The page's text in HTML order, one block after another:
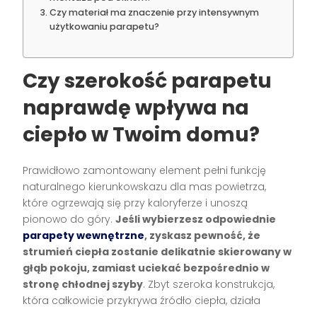
Czy materiał ma znaczenie przy intensywnym
użytkowaniu parapetu?
Czy szerokość parapetu
naprawdę wpływa na
ciepło w Twoim domu?
Prawidłowo zamontowany element pełni funkcję
naturalnego kierunkowskazu dla mas powietrza,
które ogrzewają się przy kaloryferze i unoszą
pionowo do góry.Jeśli wybierzesz odpowiednie
parapety wewnętrzne, zyskasz pewność, że
strumień ciepła zostanie delikatnie skierowany w
głąb pokoju, zamiast uciekać bezpośrednio w
stronę chłodnej szyby. Zbyt szeroka konstrukcja,
która całkowicie przykrywa źródło ciepła, działa